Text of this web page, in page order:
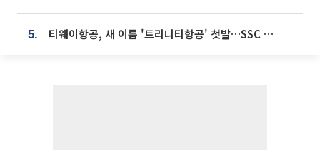
5. 티웨이항공, 새 이름 '트리니티항공' 첫발…SSC 전략 본격화